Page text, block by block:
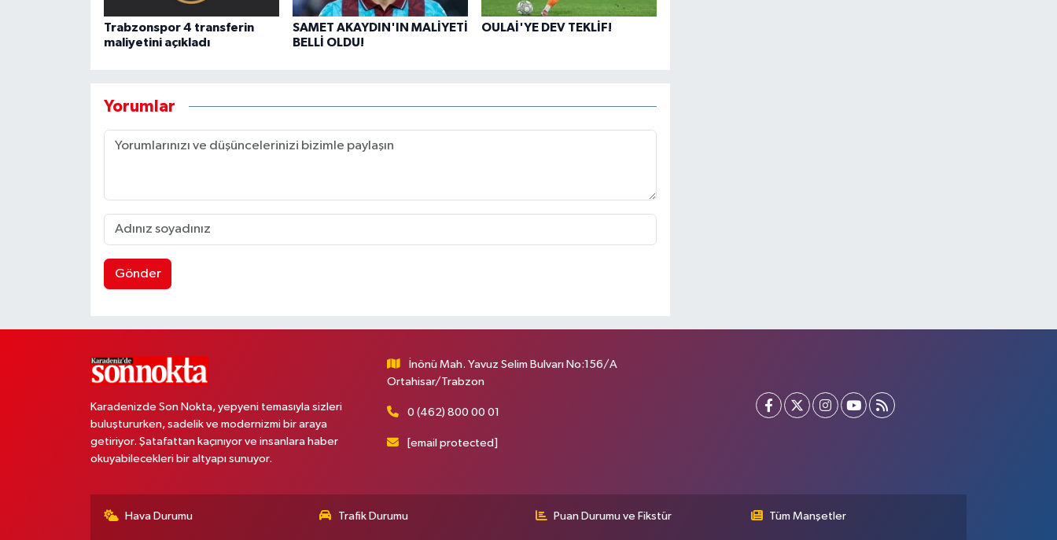
Trabzonspor 4 transferin
maliyetini açıkladı
SAMET AKAYDIN'IN MALİYETİ
BELLİ OLDU!
OULAİ'YE DEV TEKLİF!
Yorumlar
Gönder
Karadenizde Son Nokta, yepyeni temasıyla sizleri
buluştururken, sadelik ve modernizmi bir araya
getiriyor. Şatafattan kaçınıyor ve insanlara haber
okuyabilecekleri bir altyapı sunuyor.
İnönü Mah. Yavuz Selim Bulvarı No:156/A
Ortahisar/Trabzon
0 (462) 800 00 01
[email protected]
Hava Durumu Trafik Durumu Puan Durumu ve Fikstür Tüm Manşetler